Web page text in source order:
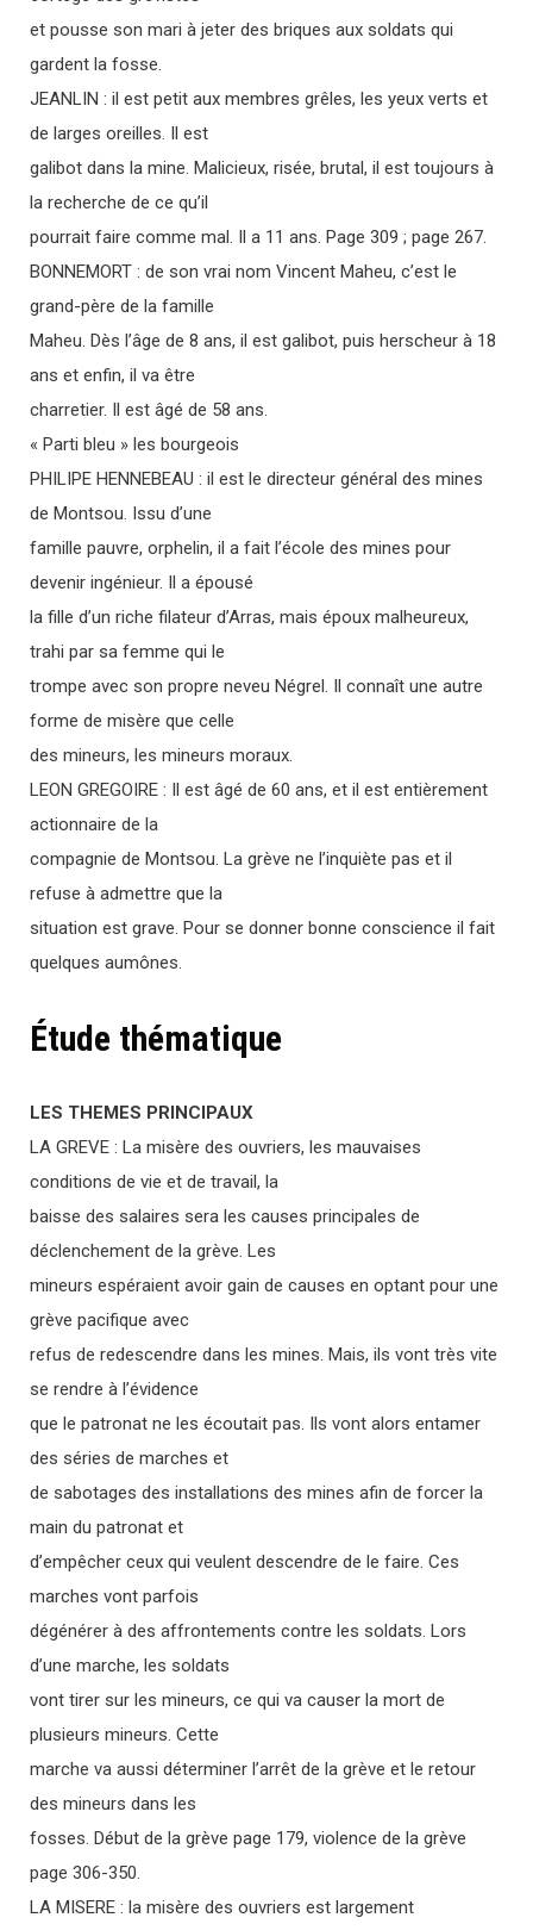
et pousse son mari à jeter des briques aux soldats qui
gardent la fosse.
JEANLIN : il est petit aux membres grêles, les yeux verts et
de larges oreilles. Il est
galibot dans la mine. Malicieux, risée, brutal, il est toujours à
la recherche de ce qu’il
pourrait faire comme mal. Il a 11 ans. Page 309 ; page 267.
BONNEMORT : de son vrai nom Vincent Maheu, c’est le
grand-père de la famille
Maheu. Dès l’âge de 8 ans, il est galibot, puis herscheur à 18
ans et enfin, il va être
charretier. Il est âgé de 58 ans.
« Parti bleu » les bourgeois
PHILIPE HENNEBEAU : il est le directeur général des mines
de Montsou. Issu d’une
famille pauvre, orphelin, il a fait l’école des mines pour
devenir ingénieur. Il a épousé
la fille d’un riche filateur d’Arras, mais époux malheureux,
trahi par sa femme qui le
trompe avec son propre neveu Négrel. Il connaît une autre
forme de misère que celle
des mineurs, les mineurs moraux.
LEON GREGOIRE : Il est âgé de 60 ans, et il est entièrement
actionnaire de la
compagnie de Montsou. La grève ne l’inquiète pas et il
refuse à admettre que la
situation est grave. Pour se donner bonne conscience il fait
quelques aumônes.
Étude thématique
LES THEMES PRINCIPAUX
LA GREVE : La misère des ouvriers, les mauvaises
conditions de vie et de travail, la
baisse des salaires sera les causes principales de
déclenchement de la grève. Les
mineurs espéraient avoir gain de causes en optant pour une
grève pacifique avec
refus de redescendre dans les mines. Mais, ils vont très vite
se rendre à l’évidence
que le patronat ne les écoutait pas. Ils vont alors entamer
des séries de marches et
de sabotages des installations des mines afin de forcer la
main du patronat et
d’empêcher ceux qui veulent descendre de le faire. Ces
marches vont parfois
dégénérer à des affrontements contre les soldats. Lors
d’une marche, les soldats
vont tirer sur les mineurs, ce qui va causer la mort de
plusieurs mineurs. Cette
marche va aussi déterminer l’arrêt de la grève et le retour
des mineurs dans les
fosses. Début de la grève page 179, violence de la grève
page 306-350.
LA MISERE : la misère des ouvriers est largement